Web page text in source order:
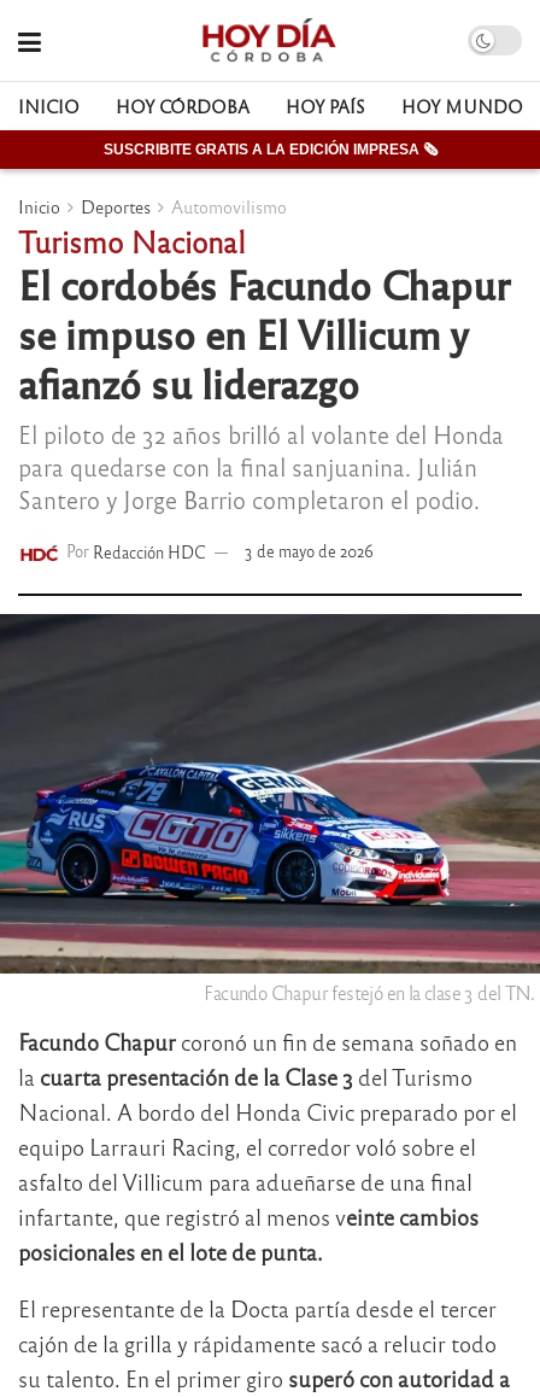
INICIO HOY CÓRDOBA HOY PAÍS HOY MUNDO
SUSCRIBITE GRATIS A LA EDICIÓN IMPRESA 🗞
Inicio Deportes Automovilismo
Turismo Nacional
El cordobés Facundo Chapur
se impuso en El Villicum y
afianzó su liderazgo
El piloto de 32 años brilló al volante del Honda
para quedarse con la final sanjuanina. Julián
Santero y Jorge Barrio completaron el podio.
Por Redacción HDC 3 de mayo de 2026
Facundo Chapur festejó en la clase 3 del TN.
Facundo Chapur coronó un fin de semana soñado en
la cuarta presentación de la Clase 3 del Turismo
Nacional. A bordo del Honda Civic preparado por el
equipo Larrauri Racing, el corredor voló sobre el
asfalto del Villicum para adueñarse de una final
infartante, que registró al menos veinte cambios
posicionales en el lote de punta.
El representante de la Docta partía desde el tercer
cajón de la grilla y rápidamente sacó a relucir todo
su talento. En el primer giro superó con autoridad a